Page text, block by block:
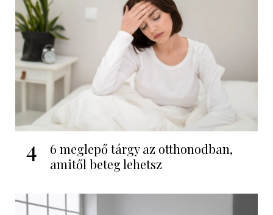
4
6 meglepő tárgy az otthonodban,
amitől beteg lehetsz